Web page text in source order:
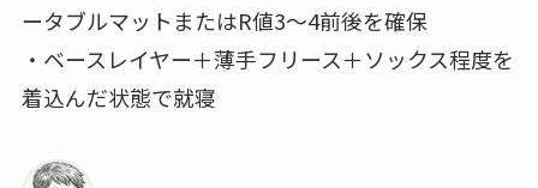
ータブルマットまたはR値3〜4前後を確保
・ベースレイヤー＋薄手フリース＋ソックス程度を
着込んだ状態で就寝